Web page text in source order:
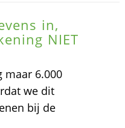
in,
NIET
maar 6.000
we dit
bij de